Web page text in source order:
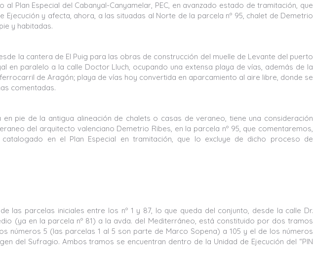
al Plan Especial del Cabanyal-Canyamelar, PEC, en avanzado estado de tramitación, que
Ejecución y afecta, ahora, a las situadas al Norte de la parcela nº 95, chalet de Demetrio
y habitadas.
la cantera de El Puig para las obras de construcción del muelle de Levante del puerto
en paralelo a la calle Doctor Lluch, ocupando una extensa playa de vías, además de la
de Aragón; playa de vías hoy convertida en aparcamiento al aire libre, donde se
comentadas.
pie de la antigua alineación de chalets o casas de veraneo, tiene una consideración
del arquitecto valenciano Demetrio Ribes, en la parcela nº 95, que comentaremos,
en el Plan Especial en tramitación, que lo excluye de dicho proceso de
las parcelas iniciales entre los nº 1 y 87, lo que queda del conjunto, desde la calle Dr.
(ya en la parcela nº 81) a la avda. del Mediterráneo, está constituido por dos tramos
números 5 (las parcelas 1 al 5 son parte de Marco Sopena) a 105 y el de los números
del Sufragio. Ambos tramos se encuentran dentro de la Unidad de Ejecución del “PIN